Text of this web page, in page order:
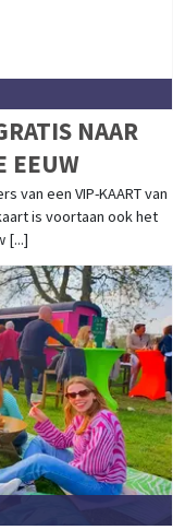
NAAR
EEUW
van een VIP-KAART van
is voortaan ook het
[...]